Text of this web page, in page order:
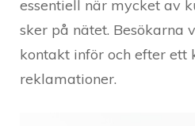
essentiell när mycket av
sker på nätet. Besökarna
kontakt inför och efter ett
reklamationer.